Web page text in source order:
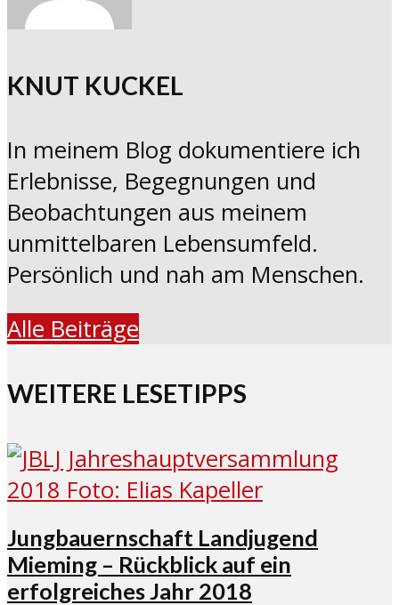
KNUT KUCKEL
In meinem Blog dokumentiere ich
Erlebnisse, Begegnungen und
Beobachtungen aus meinem
unmittelbaren Lebensumfeld.
Persönlich und nah am Menschen.
Alle Beiträge
WEITERE LESETIPPS
Jungbauernschaft Landjugend
Mieming – Rückblick auf ein
erfolgreiches Jahr 2018